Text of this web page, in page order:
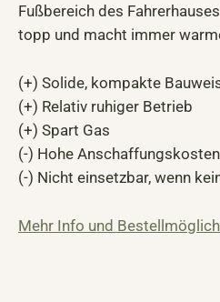
Fußbereich des
topp und macht immer
(+) Solide, kompakte
(+) Relativ ruhiger Betrieb
(+) Spart Gas
(-) Hohe Anschaffungskosten
(-) Nicht einsetzbar, wenn
Mehr Info und